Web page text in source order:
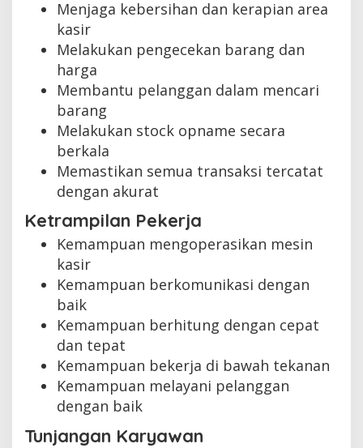
Menjaga kebersihan dan kerapian area
kasir
Melakukan pengecekan barang dan
harga
Membantu pelanggan dalam mencari
barang
Melakukan stock opname secara
berkala
Memastikan semua transaksi tercatat
dengan akurat
Ketrampilan Pekerja
Kemampuan mengoperasikan mesin
kasir
Kemampuan berkomunikasi dengan
baik
Kemampuan berhitung dengan cepat
dan tepat
Kemampuan bekerja di bawah tekanan
Kemampuan melayani pelanggan
dengan baik
Tunjangan Karyawan